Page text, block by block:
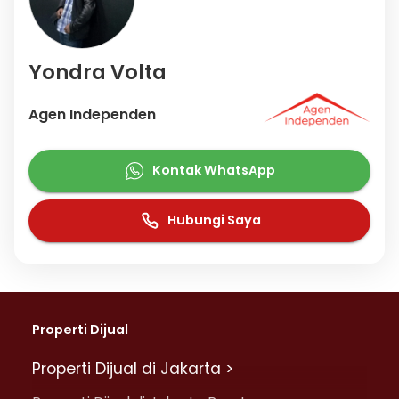
Yondra Volta
Agen Independen
Kontak WhatsApp
Hubungi Saya
Properti Dijual
Properti Dijual di Jakarta >